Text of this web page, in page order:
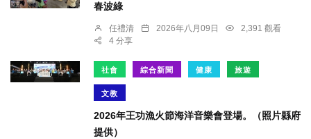
春波綠
任禮清 2026年八月09日
2,391 觀看
4 分享
社會 綜合新聞 健康 旅遊
文教
2026年王功漁火節海洋音樂會登場。（照片縣府
提供）